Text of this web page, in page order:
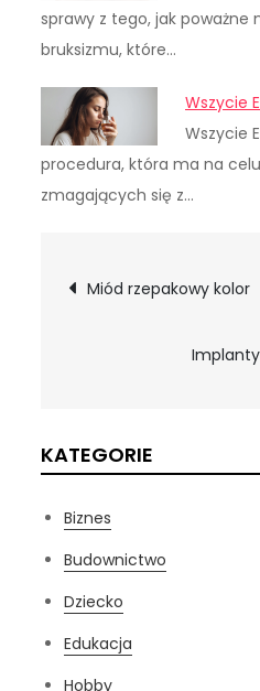
sprawy z tego, jak
bruksizmu, które…
Wszycie
Wszycie
procedura, która ma na
zmagających się z…
wpisu
Miód rzepakowy kolor
KATEGORIE
Biznes
Budownictwo
Dziecko
Edukacja
Hobby